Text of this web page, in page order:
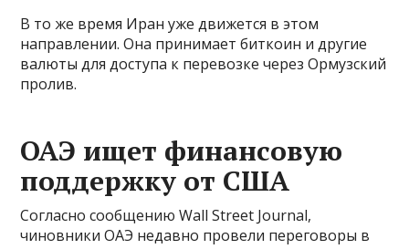
В то же время Иран уже движется в этом
направлении. Она принимает биткоин и другие
валюты для доступа к перевозке через Ормузский
пролив.
ОАЭ ищет финансовую
поддержку от США
Согласно сообщению Wall Street Journal,
чиновники ОАЭ недавно провели переговоры в